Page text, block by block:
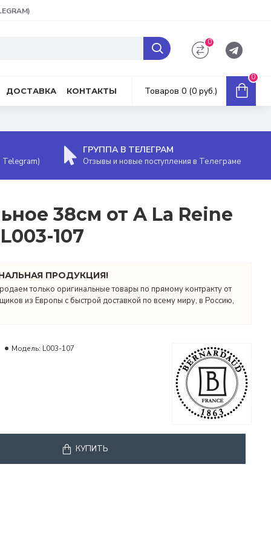
0
ДОСТАВКА КОНТАКТЫ Товаров 0 (0 руб.)
0
ГРУППА В ТЕЛЕГРАМ
Отзывы и новые поступления в Телеграме
38см от A La Reine
107
ПРОДУКЦИЯ!
только оригинальные товары по прямому контракту от
из Европы с быстрой доставкой по всему миру, в Россию,
Модель: L003-107
КУПИТЬ